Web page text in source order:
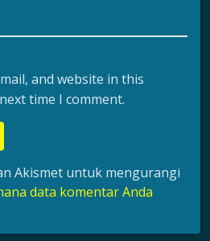
and website in this
time I comment.
Akismet untuk mengurangi
data komentar Anda